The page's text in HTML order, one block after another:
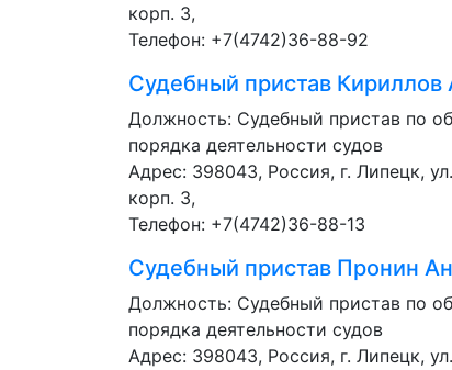
корп. 3,
Телефон: +7(4742)36-88-92
Судебный пристав Кириллов
Должность: Судебный пристав по
порядка деятельности судов
Адрес: 398043, Россия, г. Липецк,
корп. 3,
Телефон: +7(4742)36-88-13
Судебный пристав Пронин
Должность: Судебный пристав по
порядка деятельности судов
Адрес: 398043, Россия, г. Липецк,